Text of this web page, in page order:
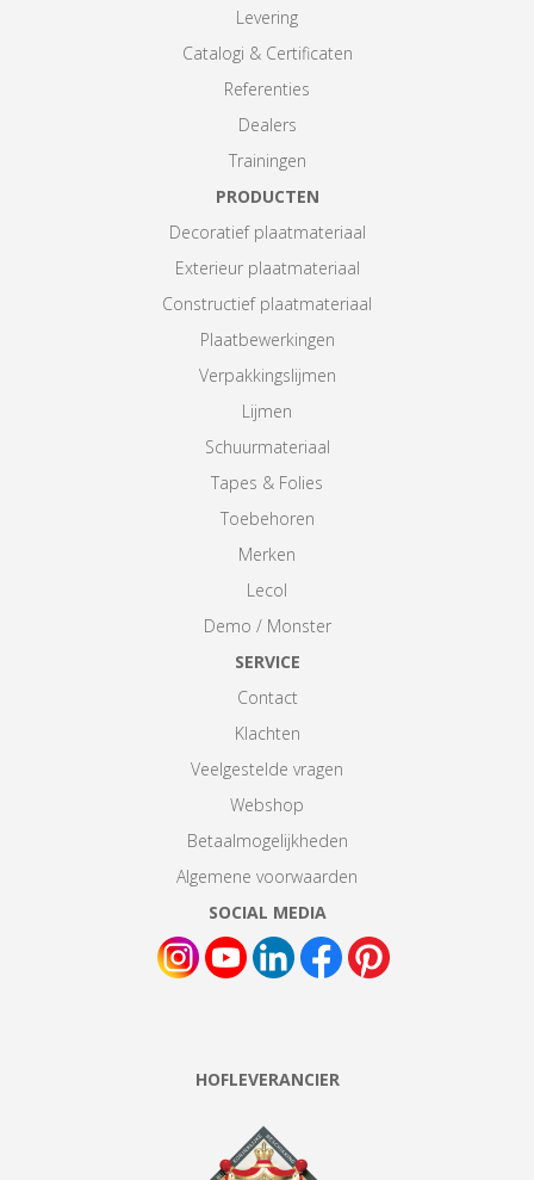
Levering
Catalogi & Certificaten
Referenties
Dealers
Trainingen
PRODUCTEN
Decoratief plaatmateriaal
Exterieur plaatmateriaal
Constructief plaatmateriaal
Plaatbewerkingen
Verpakkingslijmen
Lijmen
Schuurmateriaal
Tapes & Folies
Toebehoren
Merken
Lecol
Demo / Monster
SERVICE
Contact
Klachten
Veelgestelde vragen
Webshop
Betaalmogelijkheden
Algemene voorwaarden
SOCIAL MEDIA
HOFLEVERANCIER